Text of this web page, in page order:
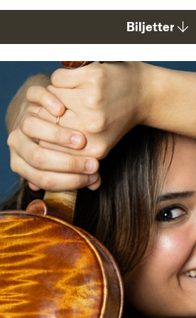
Biljetter